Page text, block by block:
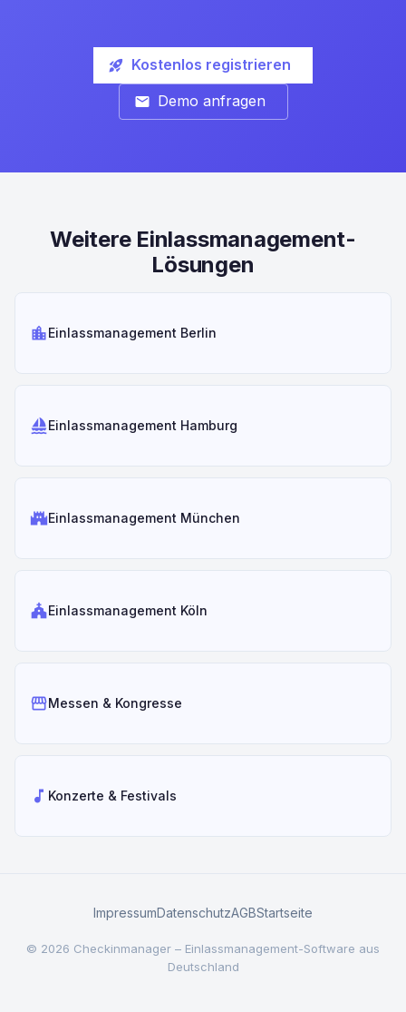
rocket_launch Kostenlos registrieren
mail Demo anfragen
Weitere Einlassmanagement-
Lösungen
location_cityEinlassmanagement Berlin
sailingEinlassmanagement Hamburg
castleEinlassmanagement München
churchEinlassmanagement Köln
storefrontMessen & Kongresse
music_note Konzerte & Festivals
ImpressumDatenschutzAGBStartseite
© 2026 Checkinmanager – Einlassmanagement-Software aus
Deutschland